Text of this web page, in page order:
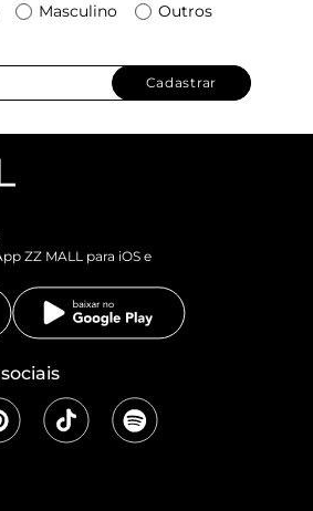
Masculino Outros
Cadastrar
ZZ MALL para iOS e